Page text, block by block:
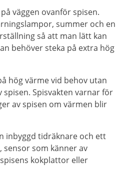
väggen ovanför spisen.
summer och en
så att man lätt kan
behöver steka på extra hög
hög värme vid behov utan
Spisvakten varnar för
av spisen om värmen blir
inbyggd tidräknare och ett
sensor som känner av
kokplattor eller